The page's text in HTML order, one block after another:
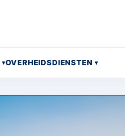
OVERHEIDSDIENSTEN